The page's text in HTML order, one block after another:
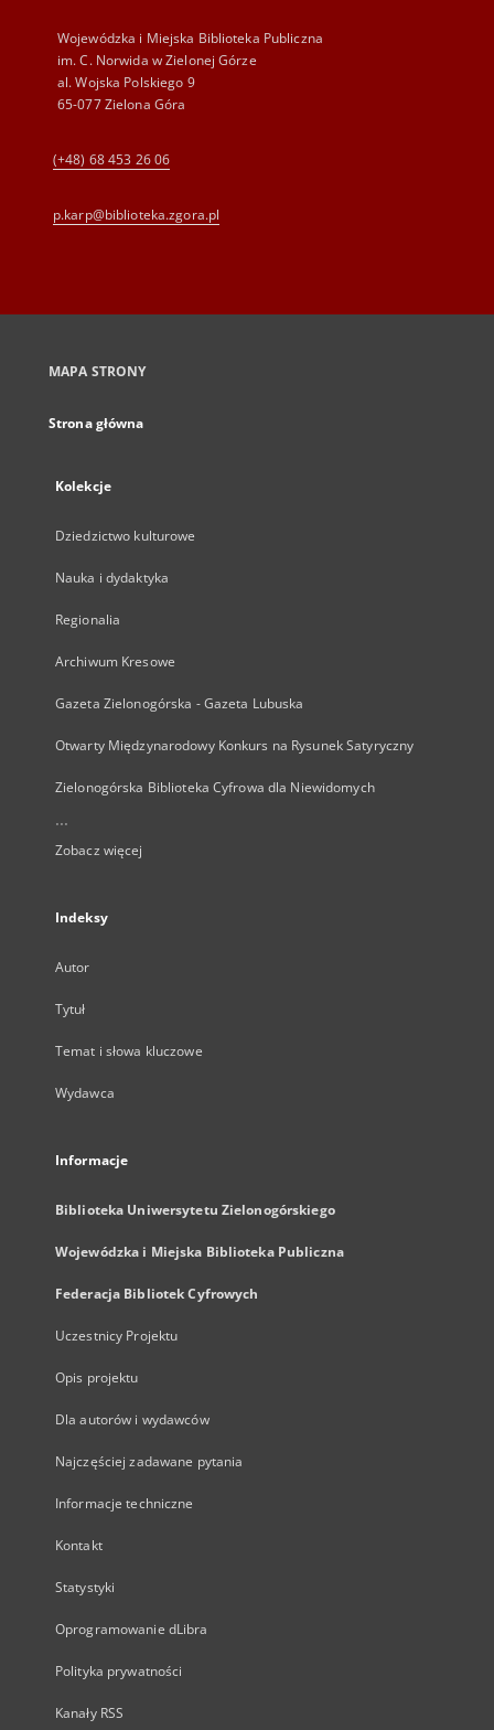
Wojewódzka i Miejska Biblioteka Publiczna
im. C. Norwida w Zielonej Górze
al. Wojska Polskiego 9
65-077 Zielona Góra
(+48) 68 453 26 06
p.karp@biblioteka.zgora.pl
MAPA STRONY
Strona główna
Kolekcje
Dziedzictwo kulturowe
Nauka i dydaktyka
Regionalia
Archiwum Kresowe
Gazeta Zielonogórska - Gazeta Lubuska
Otwarty Międzynarodowy Konkurs na Rysunek Satyryczny
Zielonogórska Biblioteka Cyfrowa dla Niewidomych
...
Zobacz więcej
Indeksy
Autor
Tytuł
Temat i słowa kluczowe
Wydawca
Informacje
Biblioteka Uniwersytetu Zielonogórskiego
Wojewódzka i Miejska Biblioteka Publiczna
Federacja Bibliotek Cyfrowych
Uczestnicy Projektu
Opis projektu
Dla autorów i wydawców
Najczęściej zadawane pytania
Informacje techniczne
Kontakt
Statystyki
Oprogramowanie dLibra
Polityka prywatności
Kanały RSS